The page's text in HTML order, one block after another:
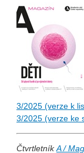
3/2025 (verze k
3/2025 (verze ke
ČtvrtletníkA /